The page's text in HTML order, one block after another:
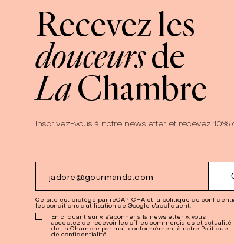
Recevez les
douceursde
LaChambre
Inscrivez-vous à notre newsletter et recevez 10%
Ce site est protégé par reCAPTCHA et la politique de
les conditions d'utilisation de Google s'appliquent.
En cliquant sur « s’abonner à la newsletter », vous
acceptez de recevoir les offres commerciales et actualité
de La Chambre par mail conformément à notre Politique
de confidentialité.